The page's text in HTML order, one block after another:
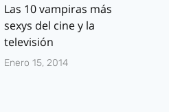
Las 10 vampiras más
sexys del cine y la
televisión
Enero 15, 2014